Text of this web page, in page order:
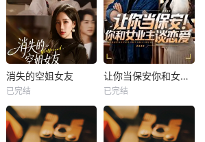
热播
未知
消失的空姐女友
已完结
热播
未知
让你当保安你和女业主谈恋爱
已完结